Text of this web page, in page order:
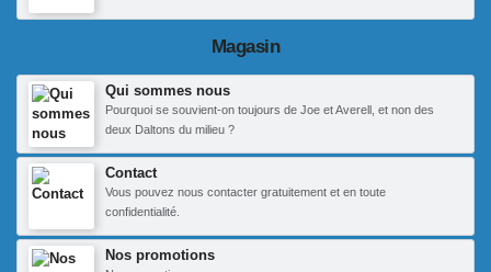
Magasin
Qui sommes nous
Pourquoi se souvient-on toujours de Joe et Averell, et non des
deux Daltons du milieu ?
Contact
Vous pouvez nous contacter gratuitement et en toute
confidentialité.
Nos promotions